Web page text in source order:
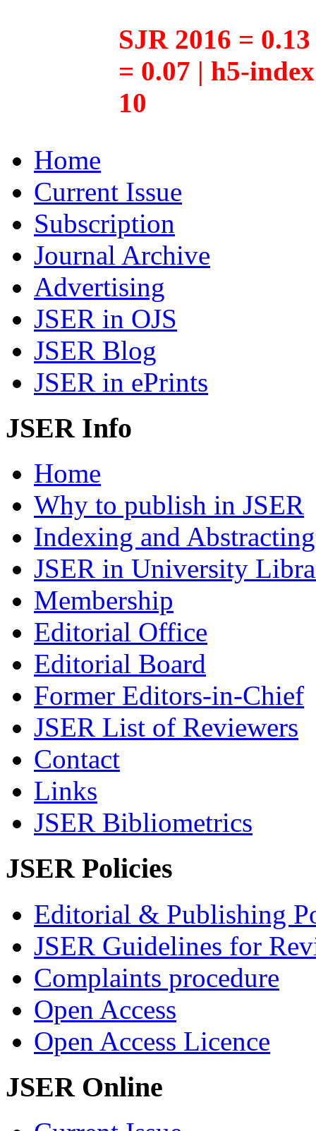
SJR 2016 =
= 0.07 | h5-
10
Home
Current Issue
Subscription
Journal Archive
Advertising
JSER in OJS
JSER Blog
JSER in ePrints
JSER Info
Home
Why to publish in JSER
Indexing and Abstracting
JSER in University
Membership
Editorial Office
Editorial Board
Former Editors-in-Chief
JSER List of Reviewers
Contact
Links
JSER Bibliometrics
JSER Policies
Editorial & Publishing
JSER Guidelines for
Complaints procedure
Open Access
Open Access Licence
JSER Online